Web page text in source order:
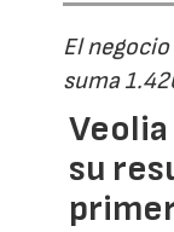
El
suma
su